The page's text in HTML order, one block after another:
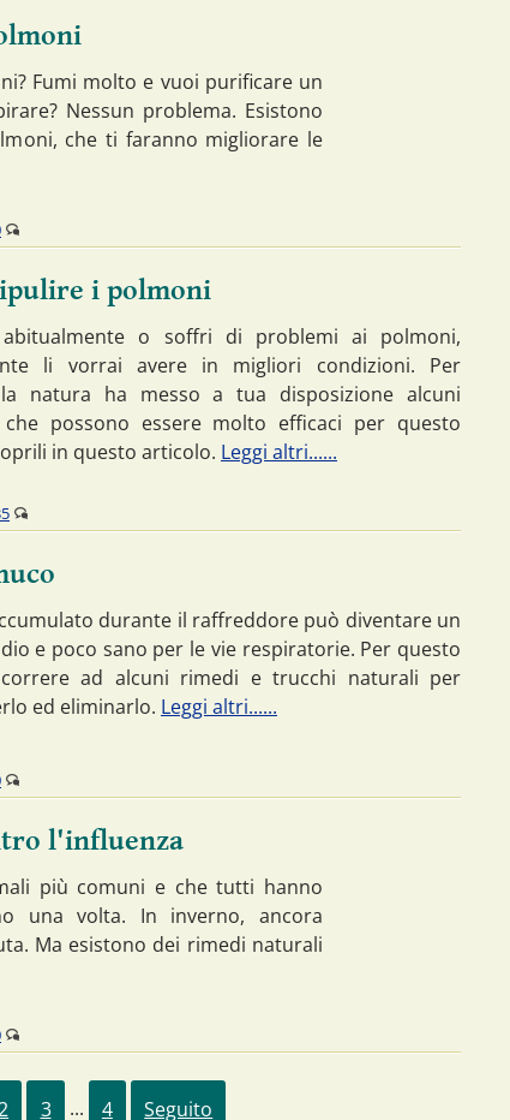
Fumi molto e vuoi purificare un
Nessun problema. Esistono
che ti faranno migliorare le
i polmoni
o soffri di problemi ai polmoni,
li vorrai avere in migliori condizioni. Per
natura ha messo a tua disposizione alcuni
che possono essere molto efficaci per questo
in questo articolo. Leggi altri......
durante il raffreddore può diventare un
e poco sano per le vie respiratorie. Per questo
ad alcuni rimedi e trucchi naturali per
ed eliminarlo. Leggi altri......
l'influenza
più comuni e che tutti hanno
una volta. In inverno, ancora
Ma esistono dei rimedi naturali
3 ... 4 Seguito